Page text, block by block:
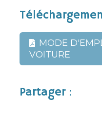
MODE
VOITURE
Partager :